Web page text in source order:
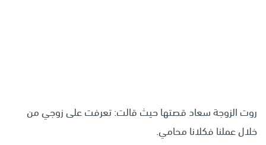
روت الزوجة سعاد قصتها حيث قالت: تعرفت على زوجي من
خلال عملنا فكلانا محامي.